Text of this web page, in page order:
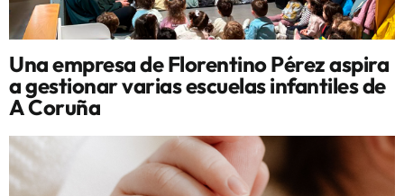
Una empresa de Florentino Pérez aspira
a gestionar varias escuelas infantiles de
A Coruña